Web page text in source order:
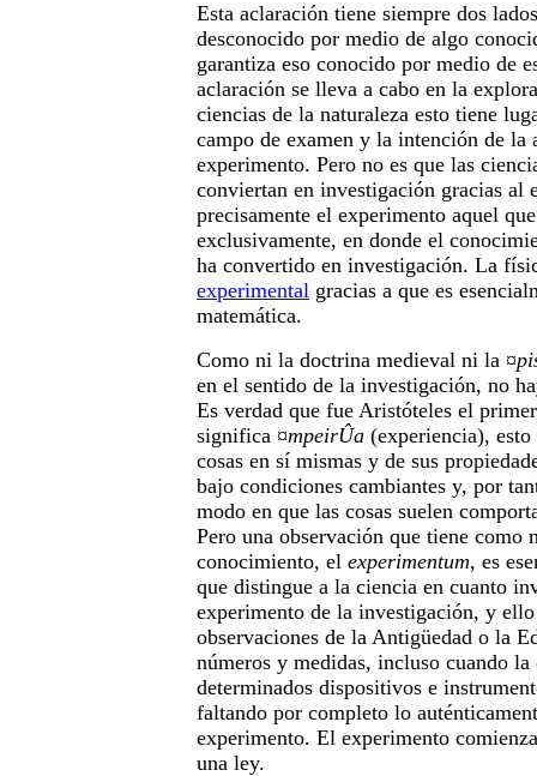
Esta aclaración tiene siempre dos
desconocido por medio de algo
garantiza eso conocido por medio de
aclaración se lleva a cabo en la
ciencias de la naturaleza esto tiene
campo de examen y la intención de
experimento. Pero no es que las
conviertan en investigación gracias al
precisamente el experimento aquel
exclusivamente, en donde el
ha convertido en investigación. La
experimental gracias a que es
matemática.
Como ni la doctrina medieval ni la
en el sentido de la investigación, no
Es verdad que fue Aristóteles el
significa ¤mpeirÛa (experiencia),
cosas en sí mismas y de sus
bajo condiciones cambiantes y, por
modo en que las cosas suelen
Pero una observación que tiene como
conocimiento, el experimentum, es
que distingue a la ciencia en cuanto
experimento de la investigación, y
observaciones de la Antigüedad o la
números y medidas, incluso cuando la
determinados dispositivos e
faltando por completo lo
experimento. El experimento
una ley.